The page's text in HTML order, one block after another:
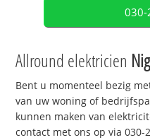
030-
Allround elektricien
Bent u momenteel bezig
van uw woning of
kunnen maken van
contact met ons op via 030-